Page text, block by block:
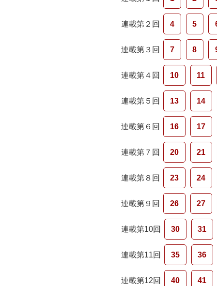
連載第２回 4 5
連載第３回 7 8
連載第４回 10 11
連載第５回 13 14
連載第６回 16 17
連載第７回 20 21
連載第８回 23 24
連載第９回 26 27
連載第10回 30 31
連載第11回 35 36
連載第12回 40 41